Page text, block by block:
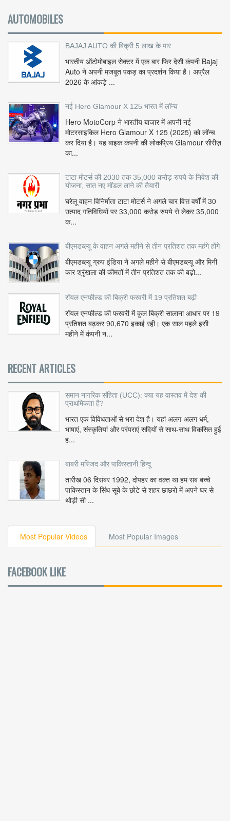
AUTOMOBILES
BAJAJ AUTO की बिक्री 5 लाख के पार
भारतीय ऑटोमोबाइल सेक्टर में एक बार फिर देसी कंपनी Bajaj
Auto ने अपनी मजबूत पकड़ का प्रदर्शन किया है। अप्रैल
2026 के आंकड़े ...
नई Hero Glamour X 125 भारत में लॉन्च
Hero MotoCorp ने भारतीय बाजार में अपनी नई
मोटरसाइकिल Hero Glamour X 125 (2025) को लॉन्च
कर दिया है। यह बाइक कंपनी की लोकप्रिय Glamour सीरीज़
का...
टाटा मोटर्स की 2030 तक 35,000 करोड़ रुपये के निवेश की
योजना, सात नए मॉडल लाने की तैयारी
घरेलू वाहन विनिर्माता टाटा मोटर्स ने अगले चार वित्त वर्षों में 30
उत्पाद गतिविधियों पर 33,000 करोड़ रुपये से लेकर 35,000
क...
बीएमडब्ल्यू के वाहन अगले महीने से तीन प्रतिशत तक महंगे होंगे
बीएमडब्ल्यू ग्रुप इंडिया ने अगले महीने से बीएमडब्ल्यू और मिनी
कार श्रृंखला की कीमतों में तीन प्रतिशत तक की बढ़ो...
रॉयल एनफील्ड की बिक्री फरवरी में 19 प्रतिशत बढ़ी
रॉयल एनफील्ड की फरवरी में कुल बिक्री सालाना आधार पर 19
प्रतिशत बढ़कर 90,670 इकाई रही। एक साल पहले इसी
महीने में कंपनी न...
RECENT ARTICLES
समान नागरिक संहिता (UCC): क्या यह वास्तव में देश की
प्राथमिकता है?
भारत एक विविधताओं से भरा देश है। यहां अलग-अलग धर्म,
भाषाएं, संस्कृतियां और परंपराएं सदियों से साथ-साथ विकसित हुई
ह...
बाबरी मस्जिद और पाकिस्तानी हिन्दू
तारीख 06 दिसंबर 1992, दोपहर का वक़्त था हम सब बच्चे
पाकिस्तान के सिंध सूबे के छोटे से शहर छाछरो में अपने घर से
थोड़ी सी ...
Most Popular Videos Most Popular Images
FACEBOOK LIKE